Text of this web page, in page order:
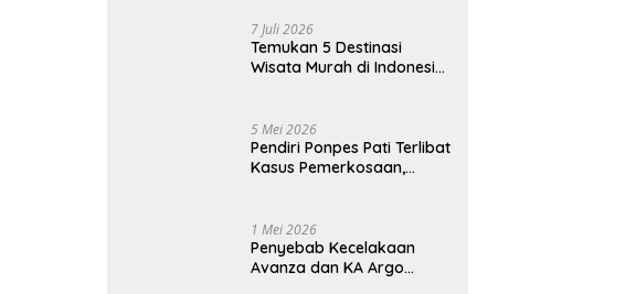
7 Juli 2026
Temukan 5 Destinasi
Wisata Murah di Indonesia
5 Mei 2026
Pendiri Ponpes Pati Terlibat
Kasus Pemerkosaan,
1 Mei 2026
Penyebab Kecelakaan
Avanza dan KA Argo